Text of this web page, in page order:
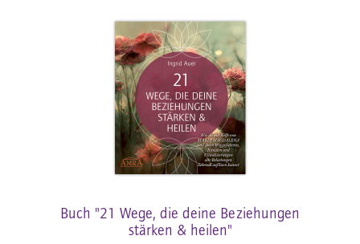
Buch "21 Wege, die deine Beziehungen
stärken & heilen"